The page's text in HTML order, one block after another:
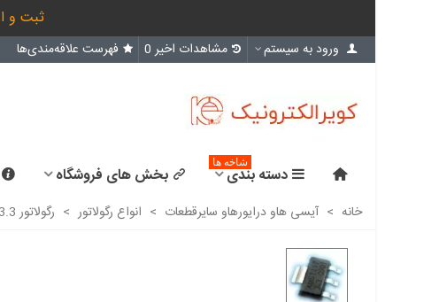
ثبت و
ورود به سیستم مشاهدات اخیر 0 فهرست علاقه‌مندی‌ها
دسته بندی
شاخه ها
بخش های فروشگاه
خانه > آیسی هاو درایورهاو سایرقطعات > انواع رگولاتور > رگولاتور 3.3 ولت AMS1117 اورجینال -New and original+گارانتی